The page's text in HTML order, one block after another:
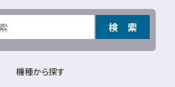
検 索
機種から探す